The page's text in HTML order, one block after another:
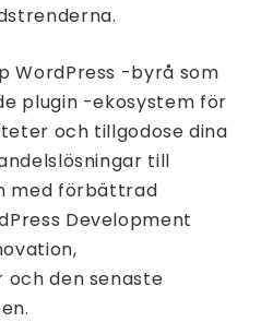
WordPress -byrå som
plugin -ekosystem för
och tillgodose dina
till
med förbättrad
Development
den senaste